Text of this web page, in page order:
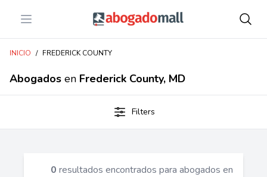
Open menu Abogadomall
INICIO / FREDERICK COUNTY
Abogados en Frederick County, MD
Filters
0 resultados encontrados para abogados en